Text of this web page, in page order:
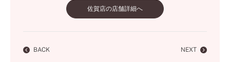
佐賀店の店舗詳細へ
BACK NEXT